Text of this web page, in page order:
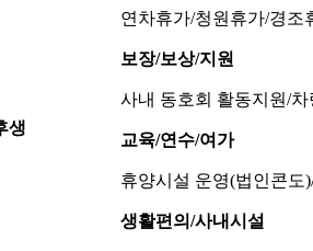
생
연차휴가/청원휴가/경조
보장/보상/지원
사내 동호회 활동지원/
교육/연수/여가
휴양시설 운영(법인콘도
생활편의/사내시설